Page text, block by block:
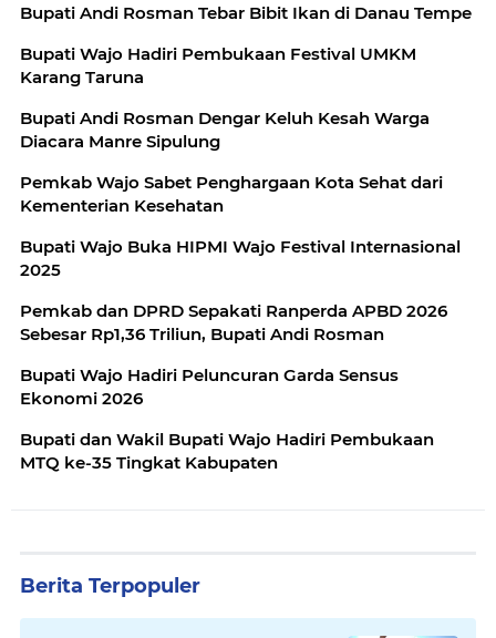
Bupati Andi Rosman Tebar Bibit Ikan di Danau Tempe
Bupati Wajo Hadiri Pembukaan Festival UMKM
Karang Taruna
Bupati Andi Rosman Dengar Keluh Kesah Warga
Diacara Manre Sipulung
Pemkab Wajo Sabet Penghargaan Kota Sehat dari
Kementerian Kesehatan
Bupati Wajo Buka HIPMI Wajo Festival Internasional
2025
Pemkab dan DPRD Sepakati Ranperda APBD 2026
Sebesar Rp1,36 Triliun, Bupati Andi Rosman
Bupati Wajo Hadiri Peluncuran Garda Sensus
Ekonomi 2026
Bupati dan Wakil Bupati Wajo Hadiri Pembukaan
MTQ ke-35 Tingkat Kabupaten
Berita Terpopuler